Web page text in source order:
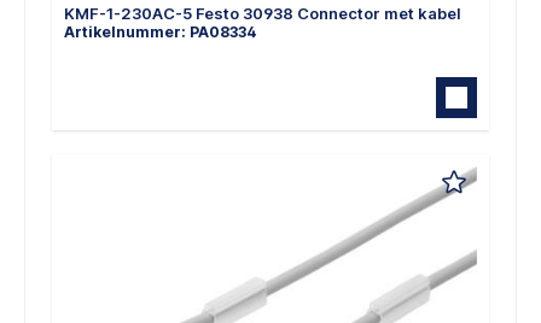
KMF-1-230AC-5 Festo 30938 Connector met kabel
Artikelnummer: PA08334